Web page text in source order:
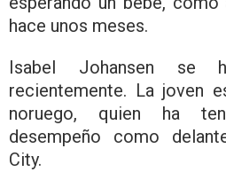
hace unos meses.
Isabel Johansen se
recientemente. La joven
noruego, quien ha
desempeño como
City.